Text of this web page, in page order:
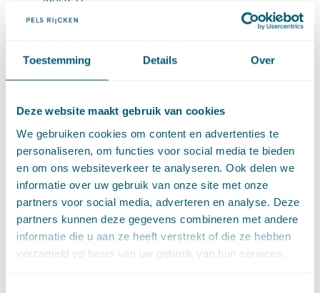
Toestemming Details Over
Deze website maakt gebruik van cookies
We gebruiken cookies om content en advertenties te
personaliseren, om functies voor social media te bieden
en om ons websiteverkeer te analyseren. Ook delen we
informatie over uw gebruik van onze site met onze
partners voor social media, adverteren en analyse. Deze
partners kunnen deze gegevens combineren met andere
informatie die u aan ze heeft verstrekt of die ze hebben
verzameld op basis van uw gebruik van hun services.
mei (9)
februari (16)
januari (14)
december (13)
november (18)
september (12)
augustus (4)
juli (16)
juni (16)
mei (11)
april (13)
maart (16)